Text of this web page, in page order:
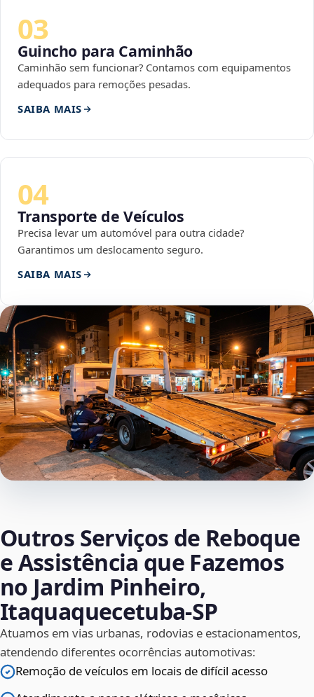
03
Guincho para Caminhão
Caminhão sem funcionar? Contamos com equipamentos
adequados para remoções pesadas.
SAIBA MAIS
04
Transporte de Veículos
Precisa levar um automóvel para outra cidade?
Garantimos um deslocamento seguro.
SAIBA MAIS
Outros Serviços de Reboque
e Assistência que Fazemos
no Jardim Pinheiro,
Itaquaquecetuba‑SP
Atuamos em vias urbanas, rodovias e estacionamentos,
atendendo diferentes ocorrências automotivas:
Remoção de veículos em locais de difícil acesso